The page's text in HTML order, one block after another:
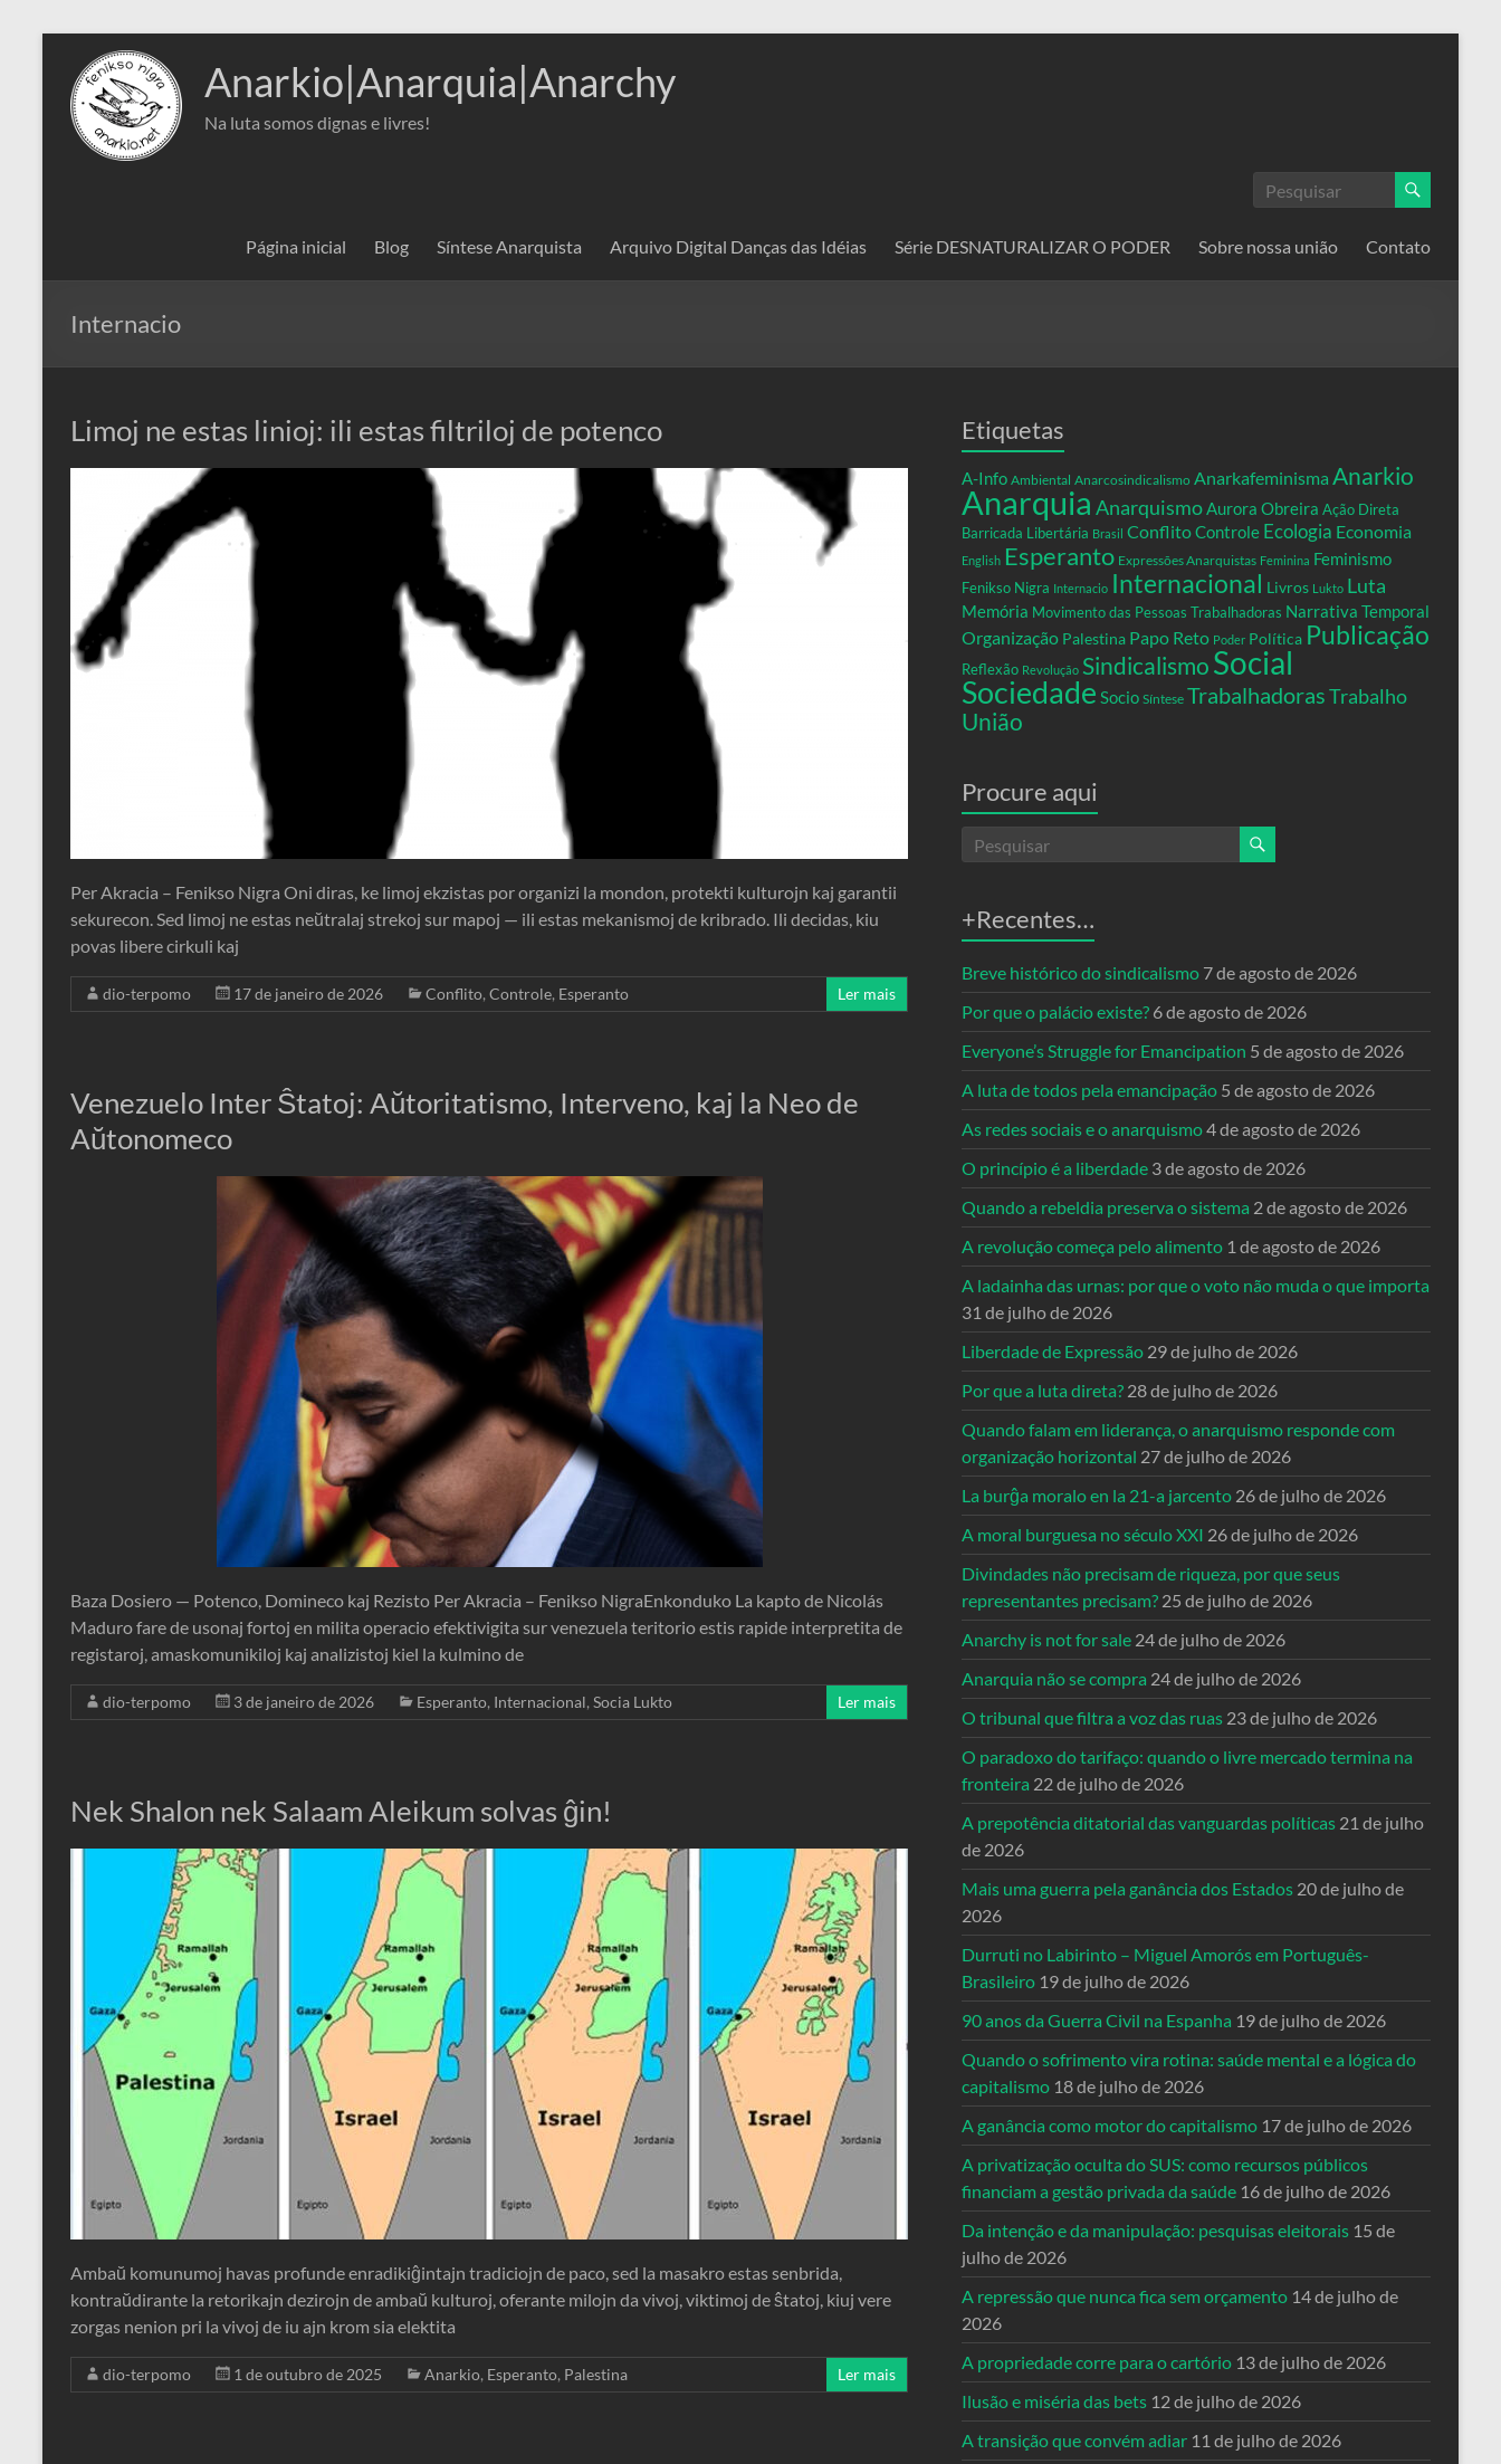
conteúdo
Anarkio|Anarquia|Anarchy
Na luta somos dignas e livres!
Página inicial Blog Síntese Anarquista Arquivo Digital Danças das Idéias Série DESNATURALIZAR O PODER Sobre nossa união Contato
Internacio
Limoj ne estas linioj: ili estas filtriloj de potenco
Per Akracia – Fenikso Nigra Oni diras, ke limoj ekzistas por organizi la mondon, protekti kulturojn kaj garantii
sekurecon. Sed limoj ne estas neŭtralaj strekoj sur mapoj — ili estas mekanismoj de kribrado. Ili decidas, kiu
povas libere cirkuli kaj
dio-terpomo 17 de janeiro de 2026 Conflito, Controle, Esperanto Ler mais
Venezuelo Inter Ŝtatoj: Aŭtoritatismo, Interveno, kaj la Neo de
Aŭtonomeco
Baza Dosiero — Potenco, Domineco kaj Rezisto Per Akracia – Fenikso NigraEnkonduko La kapto de Nicolás
Maduro fare de usonaj fortoj en milita operacio efektivigita sur venezuela teritorio estis rapide interpretita de
registaroj, amaskomunikiloj kaj analizistoj kiel la kulmino de
dio-terpomo 3 de janeiro de 2026 Esperanto, Internacional, Socia Lukto Ler mais
Nek Shalon nek Salaam Aleikum solvas ĝin!
Ambaŭ komunumoj havas profunde enradikiĝintajn tradiciojn de paco, sed la masakro estas senbrida,
kontraŭdirante la retorikajn dezirojn de ambaŭ kulturoj, oferante milojn da vivoj, viktimoj de ŝtatoj, kiuj vere
zorgas nenion pri la vivoj de iu ajn krom sia elektita
dio-terpomo 1 de outubro de 2025 Anarkio, Esperanto, Palestina Ler mais
Etiquetas
A-Info Ambiental Anarcosindicalismo Anarkafeminisma Anarkio
Anarquia AnarquismoAurora Obreira Ação Direta
Barricada Libertária Brasil ConflitoControle Ecologia Economia
English Esperanto Expressões Anarquistas Feminina Feminismo
Fenikso Nigra Internacio Internacional Livros Lukto Luta
Memória Movimento das Pessoas Trabalhadoras Narrativa Temporal
Organização Palestina Papo Reto Poder Política Publicação
Reflexão Revolução Sindicalismo Social
Sociedade Socio Síntese TrabalhadorasTrabalho
União
Procure aqui
+Recentes…
Breve histórico do sindicalismo 7 de agosto de 2026
Por que o palácio existe? 6 de agosto de 2026
Everyone’s Struggle for Emancipation 5 de agosto de 2026
A luta de todos pela emancipação 5 de agosto de 2026
As redes sociais e o anarquismo4 de agosto de 2026
O princípio é a liberdade 3 de agosto de 2026
Quando a rebeldia preserva o sistema 2 de agosto de 2026
A revolução começa pelo alimento 1 de agosto de 2026
A ladainha das urnas: por que o voto não muda o que importa
31 de julho de 2026
Liberdade de Expressão 29 de julho de 2026
Por que a luta direta? 28 de julho de 2026
Quando falam em liderança, o anarquismo responde com
organização horizontal 27 de julho de 2026
La burĝa moralo en la 21-a jarcento 26 de julho de 2026
A moral burguesa no século XXI 26 de julho de 2026
Divindades não precisam de riqueza, por que seus
representantes precisam? 25 de julho de 2026
Anarchy is not for sale 24 de julho de 2026
Anarquia não se compra 24 de julho de 2026
O tribunal que filtra a voz das ruas 23 de julho de 2026
O paradoxo do tarifaço: quando o livre mercado termina na
fronteira 22 de julho de 2026
A prepotência ditatorial das vanguardas políticas 21 de julho
de 2026
Mais uma guerra pela ganância dos Estados 20 de julho de
2026
Durruti no Labirinto – Miguel Amorós em Português-
Brasileiro 19 de julho de 2026
90 anos da Guerra Civil na Espanha 19 de julho de 2026
Quando o sofrimento vira rotina: saúde mental e a lógica do
capitalismo 18 de julho de 2026
A ganância como motor do capitalismo 17 de julho de 2026
A privatização oculta do SUS: como recursos públicos
financiam a gestão privada da saúde 16 de julho de 2026
Da intenção e da manipulação: pesquisas eleitorais 15 de
julho de 2026
A repressão que nunca fica sem orçamento 14 de julho de
2026
A propriedade corre para o cartório 13 de julho de 2026
Ilusão e miséria das bets 12 de julho de 2026
A transição que convém adiar 11 de julho de 2026